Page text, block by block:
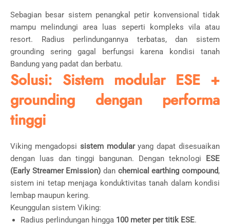
Sebagian besar sistem penangkal petir konvensional tidak
mampu melindungi area luas seperti kompleks vila atau
resort. Radius perlindungannya terbatas, dan sistem
grounding sering gagal berfungsi karena kondisi tanah
Bandung yang padat dan berbatu.
Solusi: Sistem modular ESE +
grounding dengan performa
tinggi
Viking mengadopsi sistem modularyang dapat disesuaikan
dengan luas dan tinggi bangunan. Dengan teknologi ESE
(Early Streamer Emission) dan chemical earthing compound,
sistem ini tetap menjaga konduktivitas tanah dalam kondisi
lembap maupun kering.
Keunggulan sistem Viking:
Radius perlindungan hingga 100 meter per titik ESE.